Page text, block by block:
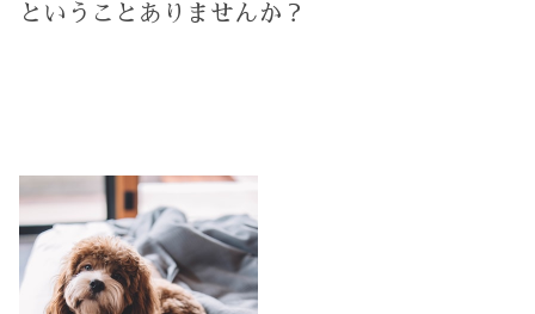
ということありませんか？